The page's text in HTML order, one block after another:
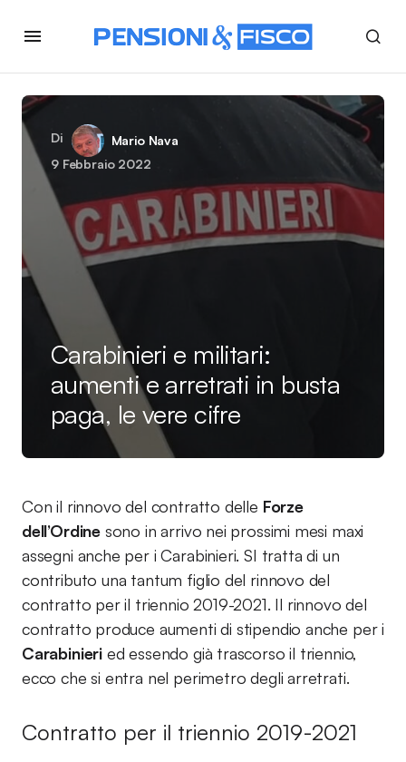
Di
Mario Nava
9 Febbraio 2022
Carabinieri e militari:
aumenti e arretrati in busta
paga, le vere cifre
Con il rinnovo del contratto delle Forze
dell’Ordine sono in arrivo nei prossimi mesi maxi
assegni anche per i Carabinieri. SI tratta di un
contributo una tantum figlio del rinnovo del
contratto per il triennio 2019-2021. Il rinnovo del
contratto produce aumenti di stipendio anche per i
Carabinieri ed essendo già trascorso il triennio,
ecco che si entra nel perimetro degli arretrati.
Contratto per il triennio 2019-2021